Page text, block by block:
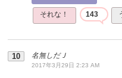
それな！ 143
名無しだＪ
2017年3月29日 2:23 AM